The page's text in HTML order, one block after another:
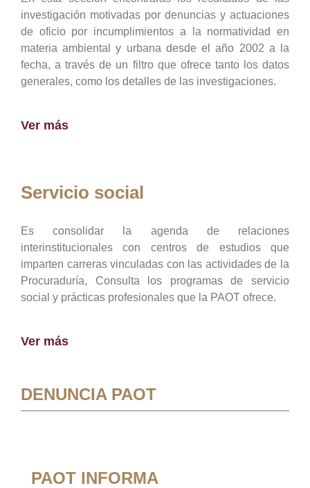
investigación motivadas por denuncias y actuaciones
de oficio por incumplimientos a la normatividad en
materia ambiental y urbana desde el año 2002 a la
fecha, a través de un filtro que ofrece tanto los datos
generales, como los detalles de las investigaciones.
Ver más
Servicio social
Es consolidar la agenda de relaciones
interinstitucionales con centros de estudios que
imparten carreras vinculadas con las actividades de la
Procuraduría, Consulta los programas de servicio
social y prácticas profesionales que la PAOT ofrece.
Ver más
DENUNCIA PAOT
PAOT INFORMA